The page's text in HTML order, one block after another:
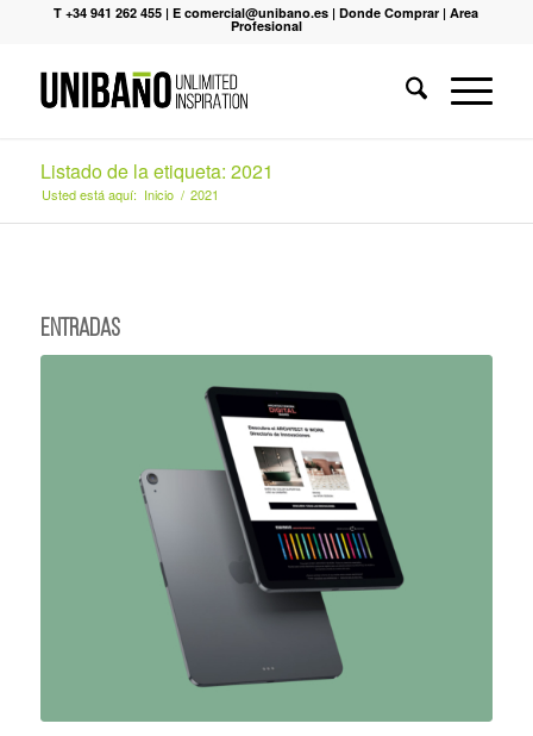
T +34 941 262 455 |E comercial@unibano.es |Donde Comprar |Area
Profesional
Listado de la etiqueta: 2021
Usted está aquí: Inicio / 2021
Entradas